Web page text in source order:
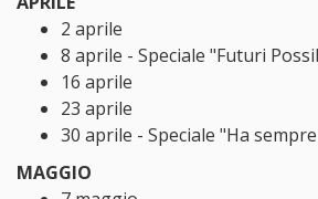
2 aprile
8 aprile - Speciale "Futuri
16 aprile
23 aprile
30 aprile - Speciale "Ha
MAGGIO